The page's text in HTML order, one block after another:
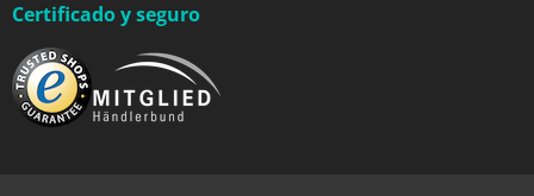
Certificado y seguro